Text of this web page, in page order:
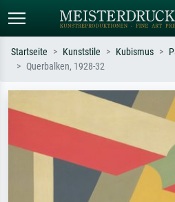
Suchen Sie nach Künstlern, Werktiteln
oder Stilen – z.B. Monet,
Sternennacht, Impressionismus, Welle
Hokusai, Akt.
Startseite Kunststile Kubismus
Querbalken, 1928-32